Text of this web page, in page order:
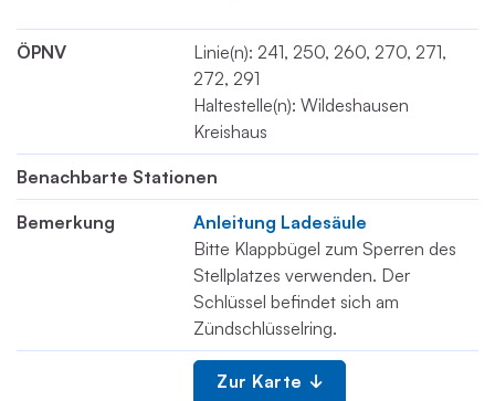
ÖPNV
Linie(n): 241, 250, 260, 270, 271,
272, 291
Haltestelle(n): Wildeshausen
Kreishaus
Benachbarte Stationen
Bemerkung
Anleitung Ladesäule
Bitte Klappbügel zum Sperren des
Stellplatzes verwenden. Der
Schlüssel befindet sich am
Zündschlüsselring.
Zur Karte